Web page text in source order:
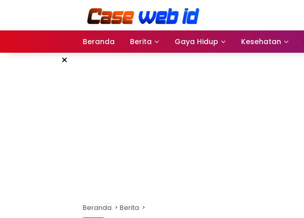
Beranda Berita Gaya Hidup Kesehatan
×
Beranda Berita